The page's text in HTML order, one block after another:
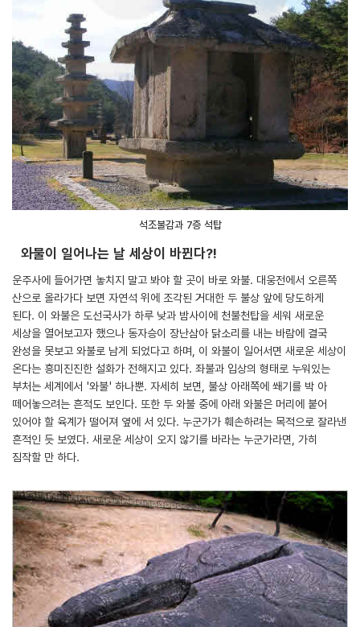
석조불감과 7층 석탑
와불이 일어나는 날 세상이 바뀐다?!
운주사에 들어가면 놓치지 말고 봐야 할 곳이 바로 와불. 대웅전에서 오른쪽
산으로 올라가다 보면 자연석 위에 조각된 거대한 두 불상 앞에 당도하게
된다. 이 와불은 도선국사가 하루 낮과 밤사이에 천불천탑을 세워 새로운
세상을 열어보고자 했으나 동자승이 장난삼아 닭소리를 내는 바람에 결국
완성을 못보고 와불로 남게 되었다고 하며, 이 와불이 일어서면 새로운 세상이
온다는 흥미진진한 설화가 전해지고 있다. 좌불과 입상의 형태로 누워있는
부처는 세계에서 '와불' 하나뿐. 자세히 보면, 불상 아래쪽에 쐐기를 박 아
떼어놓으려는 흔적도 보인다. 또한 두 와불 중에 아래 와불은 머리에 붙어
있어야 할 육계가 떨어져 옆에 서 있다. 누군가가 훼손하려는 목적으로 잘라낸
흔적인 듯 보였다. 새로운 세상이 오지 않기를 바라는 누군가라면, 가히
짐작할 만 하다.